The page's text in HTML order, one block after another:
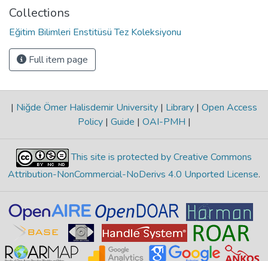
Collections
Eğitim Bilimleri Enstitüsü Tez Koleksiyonu
Full item page
| Niğde Ömer Halisdemir University | Library | Open Access
Policy | Guide | OAI-PMH |
This site is protected by Creative Commons
Attribution-NonCommercial-NoDerivs 4.0 Unported License.